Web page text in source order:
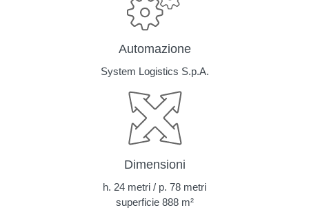
Automazione
System Logistics S.p.A.
Dimensioni
h. 24 metri / p. 78 metri
superficie 888 m²